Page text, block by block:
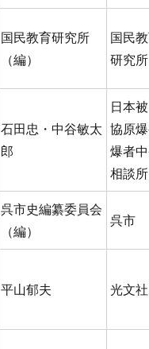
国民教育研究所
（編）
国民
研究所
石田忠・中谷敏太
郎
日本
協原
爆者
相談所
呉市史編纂委員会
（編）
呉市
平山郁夫 光文社